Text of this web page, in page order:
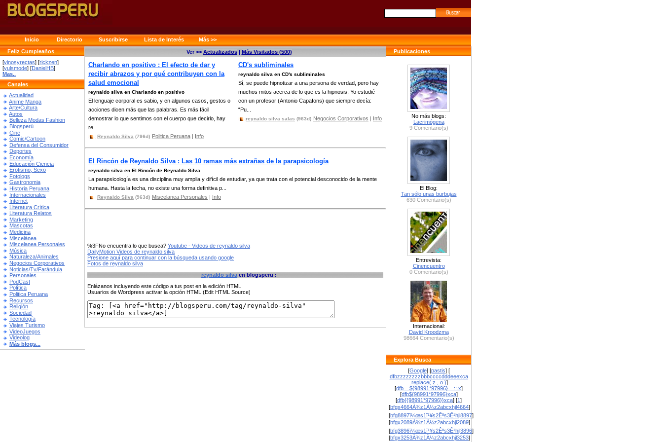
Inicio Directorio Suscribirse Lista de Interés
Más >>
Feliz Cumpleaños
[vinosyrectas] [rickzen]
[yulsmode] [DanielHB]
Mas..
Canales
Actualidad
Anime Manga
Arte/Cultura
Autos
Belleza Modas Fashion
Blogsperú
Cine
Comic/Cartoon
Defensa del Consumidor
Deportes
Economía
Educación Ciencia
Erotismo, Sexo
Fotologs
Gastronomia
Historia Peruana
Internacionales
Internet
Literatura Crítica
Literatura Relatos
Marketing
Mascotas
Medicina
Miscelánea
Miscelanea Personales
Música
Naturaleza/Animales
Negocios Corporativos
Noticias/Tv/Farándula
Personales
PodCast
Política
Politica Peruana
Recursos
Religión
Sociedad
Tecnología
Viajes Turismo
VideoJuegos
Videolog
Más blogs...
Publicaciones
No más blogs:
Lacrimógena
9 Comentario(s)
El Blog:
Tan sólo unas burbujas
630 Comentario(s)
Entrevista:
Cinencuentro
0 Comentario(s)
Internacional:
David Kroodzma
98664 Comentario(s)
Explora Busca
[Google] [pastis] [
dfbzzzzzzzzbbbccccdddeeexca
.replace( z , o )]
[dfb__${98991*97996}__::.x]
[dfb${98991*97996}xca]
[dfb{{98991*97996}}xca] [1]
[bfgx4664À¾z1À¼z2abcxhjl4664]
[bfg8897ï¼œs1ï¹¥s2Êºs3Ê¹hjl8897]
[bfgx2089À¾z1À¼z2abcxhjl2089]
[bfg3896ï¼œs1ï¹¥s2Êºs3Ê¹hjl3896]
[bfgx3253À¾z1À¼z2abcxhjl3253]
Ver >> Actualizados| Más Visitados (500)
Charlando en positivo : El efecto de dar y
recibir abrazos y por qué contribuyen con la
salud emocional
reynaldo silva en Charlando en positivo
El lenguaje corporal es sabio, y en algunos casos, gestos o
acciones dicen más que las palabras. Es más fácil
demostrar lo que sentimos con el cuerpo que decirlo, hay
re...
Reynaldo Silva (796d) Politica Peruana | Info
CD's subliminales
reynaldo silva en CD's subliminales
Sí, se puede hipnotizar a una persona de verdad, pero hay
muchos mitos acerca de lo que es la hipnosis. Yo estudié
con un profesor (Antonio Capafons) que siempre decía:
“Pu...
reynaldo silva salas (963d) Negocios Corporativos | Info
El Rincón de Reynaldo Silva : Las 10 ramas más extrañas de la parapsicología
reynaldo silva en El Rincón de Reynaldo Silva
La parapsicología es una disciplina muy amplia y difícil de estudiar, ya que trata con el potencial desconocido de la mente
humana. Hasta la fecha, no existe una forma definitiva p...
Reynaldo Silva (963d) Miscelanea Personales | Info
%3FNo encuentra lo que busca? Youtube - Videos de reynaldo silva
DailyMotion Videos de reynaldo silva
Presione aquí para continuar con la búsqueda usando google
Fotos de reynaldo silva
reynaldo silva en blogsperu :
Enlázanos incluyendo este código a tus post en la edición HTML
Usuarios de Wordpress activar la opción HTML (Edit HTML Source)